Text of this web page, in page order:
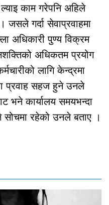
ल्याइ काम गरेपनि अहिले
जसले गर्दा सेवाप्रवाहमा
अधिकारी पुण्य विक्रम
अधिकतम प्रयोग
लागि केन्द्रमा
प्रवाह सहज हुने उनले
भने कार्यालय समयभन्दा
रहेको उनले बताए ।